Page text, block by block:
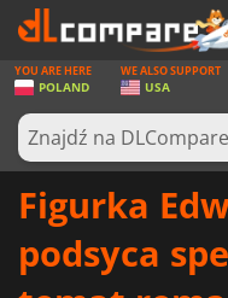
GRY
KARTY DO GIER
OPROGRAMOWANIE
REWARDS
SPRZĘT KOMPUTEROWY
YOU ARE HERE
POLAND
WE ALSO SUPPORT
USA
Figurka
podsyca